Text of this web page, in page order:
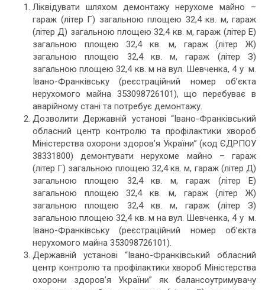
Ліквідувати шляхом демонтажу нерухоме майно –
гараж (літер Г) загальною площею 32,4 кв. м, гараж
(літер Д) загальною площею 32,4 кв. м, гараж (літер Е)
загальною площею 32,4 кв. м, гараж (літер Ж)
загальною площею 32,4 кв. м, гараж (літер З)
загальною площею 32,4 кв. м на вул. Шевченка, 4 у м.
Івано-Франківську (реєстраційний номер об’єкта
нерухомого майна 353098726101), що перебуває в
аварійному стані та потребує демонтажу.
Дозволити Державній установі “Івано-Франківський
обласний центр контролю та профілактики хвороб
Міністерства охорони здоров’я України” (код ЄДРПОУ
38331800) демонтувати нерухоме майно – гараж
(літер Г) загальною площею 32,4 кв. м, гараж (літер Д)
загальною площею 32,4 кв. м, гараж (літер Е)
загальною площею 32,4 кв. м, гараж (літер Ж)
загальною площею 32,4 кв. м, гараж (літер З)
загальною площею 32,4 кв. м на вул. Шевченка, 4 у м.
Івано-Франківську (реєстраційний номер об’єкта
нерухомого майна 353098726101).
Державній установі “Івано-Франківський обласний
центр контролю та профілактики хвороб Міністерства
охорони здоров’я України” як балансоутримувачу